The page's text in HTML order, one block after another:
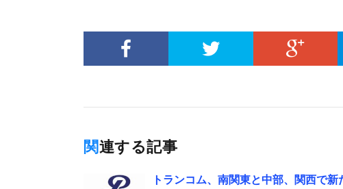
関連する記事
トランコム、南関東と中部、関西で